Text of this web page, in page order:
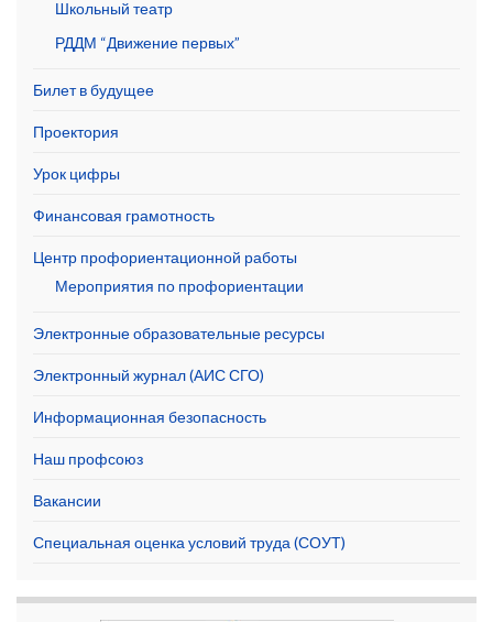
Школьный театр
РДДМ “Движение первых”
Билет в будущее
Проектория
Урок цифры
Финансовая грамотность
Центр профориентационной работы
Мероприятия по профориентации
Электронные образовательные ресурсы
Электронный журнал (АИС СГО)
Информационная безопасность
Наш профсоюз
Вакансии
Специальная оценка условий труда (СОУТ)